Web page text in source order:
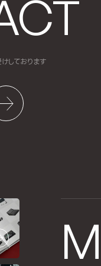
しております